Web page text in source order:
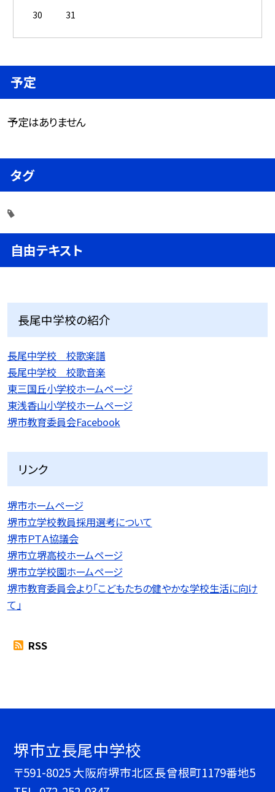
30
31
予定
予定はありません
タグ
自由テキスト
長尾中学校の紹介
長尾中学校 校歌楽譜
長尾中学校 校歌音楽
東三国丘小学校ホームページ
東浅香山小学校ホームページ
堺市教育委員会Facebook
リンク
堺市ホームページ
堺市立学校教員採用選考について
堺市ＰＴＡ協議会
堺市立堺高校ホームページ
堺市立学校園ホームページ
堺市教育委員会より「こどもたちの健やかな学校生活に向け
て」
RSS
堺市立長尾中学校
〒591-8025 大阪府堺市北区長曾根町1179番地5